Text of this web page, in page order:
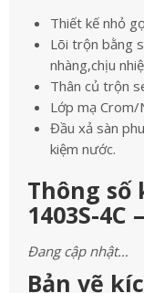
Thiết kế nhỏ
Lõi trộn bằng
nhàng,chịu
Thân củ trộn
Lớp mạ Crom/
Đầu xả sàn
kiệm nước.
Thông số
1403S-4C
Đang cập nhật…
Bản vẽ